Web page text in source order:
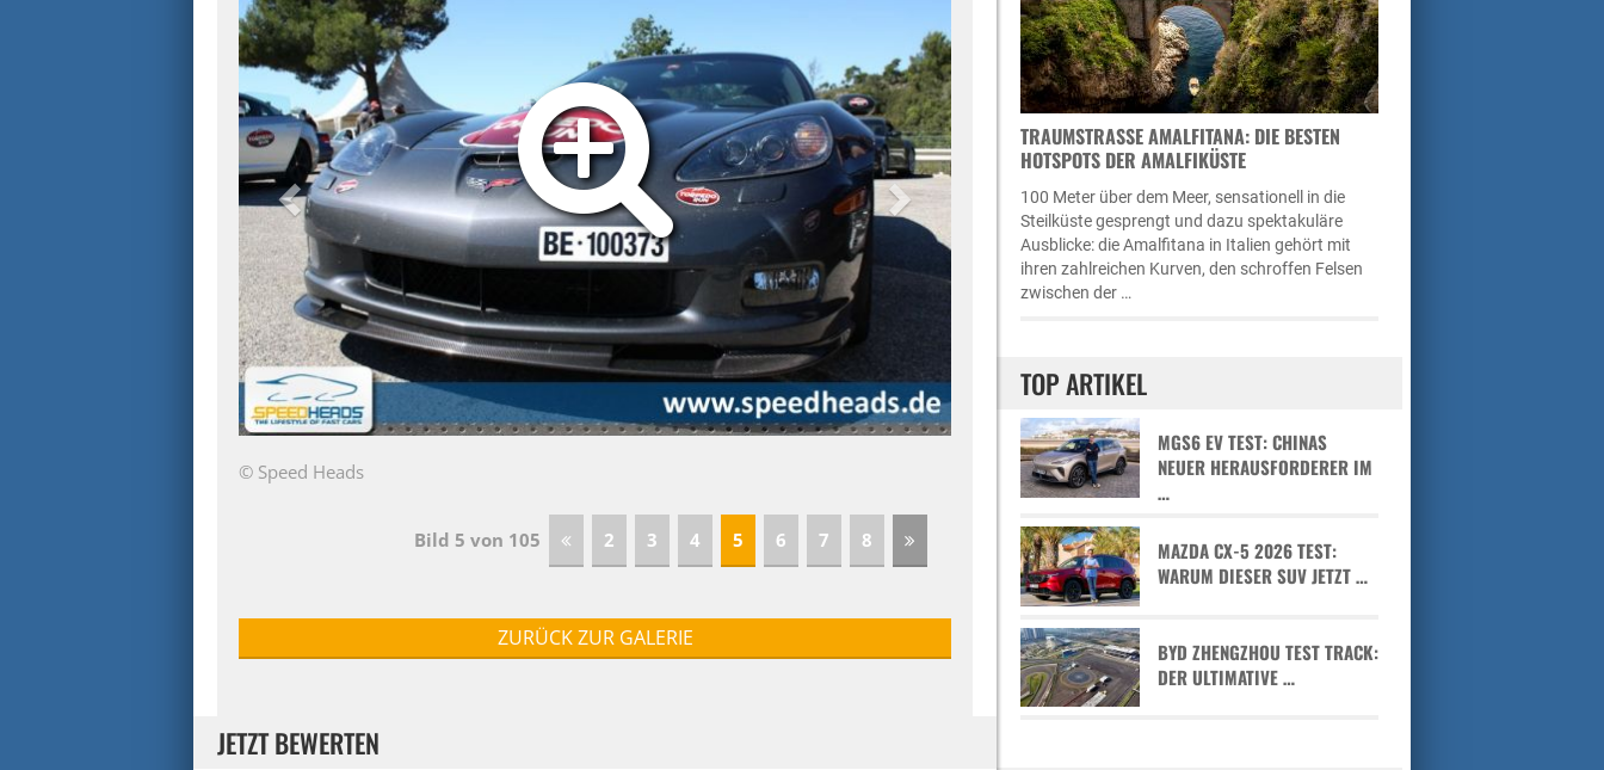
© Speed Heads
Bild 5 von 105 2 3 4 5 6 7 8
ZURÜCK ZUR GALERIE
JETZT BEWERTEN
TRAUMSTRASSE AMALFITANA: DIE BESTEN H
OTSPOTS DER AMALFIKÜSTE
100 Meter über dem Meer, sensationell in die
Steilküste gesprengt und dazu spektakuläre
Ausblicke: die Amalfitana in Italien gehört mit
ihren zahlreichen Kurven, den schroffen Felsen
zwischen der …
TOP ARTIKEL
MGS6 EV TEST: CHINAS
NEUER HERAUSFORDERER IM
…
MAZDA CX-5 2026 TEST:
WARUM DIESER SUV JETZT …
BYD ZHENGZHOU TEST TRACK:
DER ULTIMATIVE …